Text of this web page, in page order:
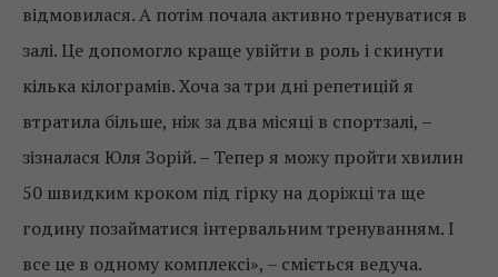
відмовилася. А потім почала активно тренуватися в
залі. Це допомогло краще увійти в роль і скинути
кілька кілограмів. Хоча за три дні репетицій я
втратила більше, ніж за два місяці в спортзалі, –
зізналася Юля Зорій. – Тепер я можу пройти хвилин
50 швидким кроком під гірку на доріжці та ще
годину позайматися інтервальним тренуванням. І
все це в одному комплексі», – сміється ведуча.